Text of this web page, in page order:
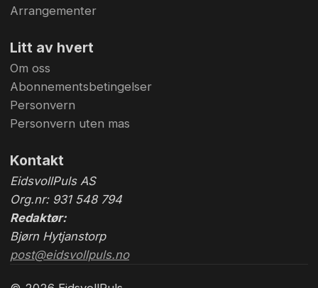
Arrangementer
Litt av hvert
Om oss
Abonnementsbetingelser
Personvern
Personvern uten mas
Kontakt
EidsvollPuls AS
Org.nr: 931 548 794
Redaktør:
Bjørn Hytjanstorp
post@eidsvollpuls.no